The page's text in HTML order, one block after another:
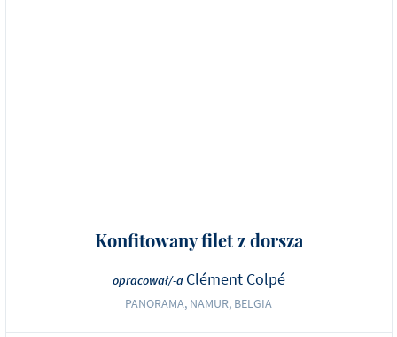
Konfitowany filet z dorsza
opracował/-a Clément Colpé
PANORAMA, NAMUR, BELGIA